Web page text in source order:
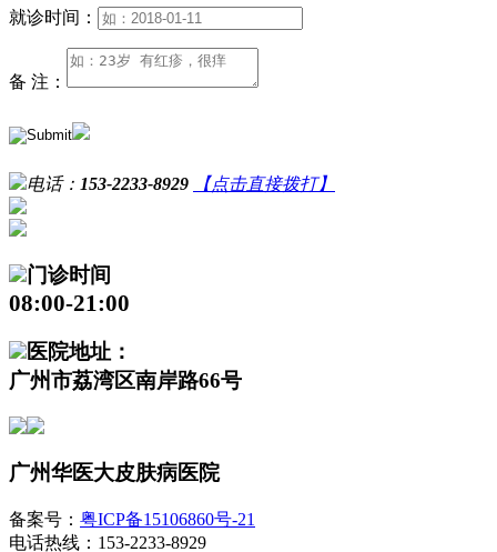
就诊时间：
备 注：
电话： 153-2233-8929 【点击直接拨打】
门诊时间
08:00-21:00
医院地址：
广州市荔湾区南岸路66号
广州华医大皮肤病医院
备案号： 粤ICP备15106860号-21
电话热线：153-2233-8929